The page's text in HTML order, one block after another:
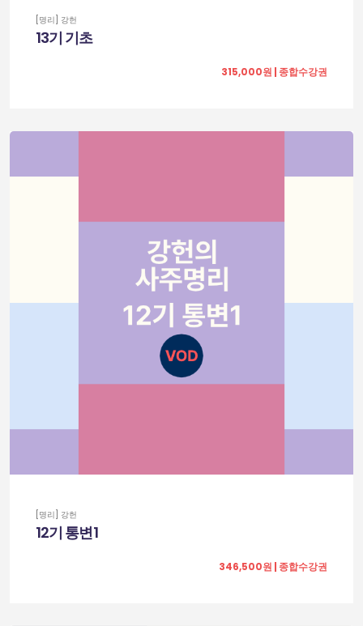
[명리] 강헌
13기 기초
315,000원 | 종합수강권
[명리] 강헌
12기 통변1
346,500원 | 종합수강권